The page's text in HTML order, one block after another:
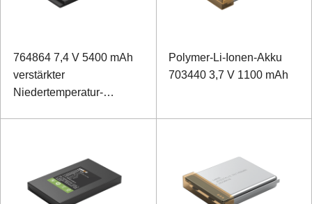
764864 7,4 V 5400 mAh
verstärkter
Niedertemperatur-
Polymer-Li-Ionen-Akku
703440 3,7 V 1100 mAh